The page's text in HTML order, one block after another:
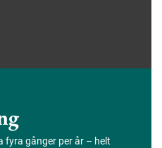
fyra gånger per år – helt